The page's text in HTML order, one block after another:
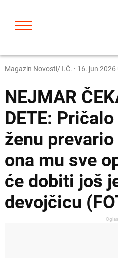
Magazin Novosti/ I.Č. · 16. jun 2026
NEJMAR
DETE:
ženu
ona mu sve
će dobiti još
devojčicu
Oglas